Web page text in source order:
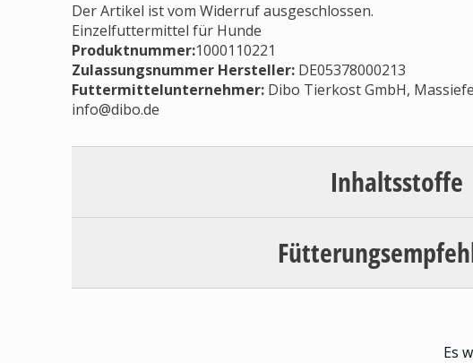
Der Artikel ist vom Widerruf ausgeschlossen.
Einzelfuttermittel für Hunde
Produktnummer:1000110221
Zulassungsnummer Hersteller: DE05378000213
Futtermittelunternehmer: Dibo Tierkost GmbH,
info@dibo.de
Inhaltsstoffe
Es